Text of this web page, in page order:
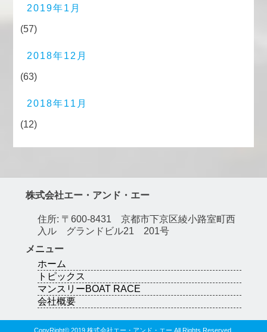
2019年1月
(57)
2018年12月
(63)
2018年11月
(12)
株式会社エー・アンド・エー
住所: 〒600-8431 京都市下京区綾小路室町西
入ル グランドビル21 201号
メニュー
ホーム
トピックス
マンスリーBOAT RACE
会社概要
CopyRight© 2019 株式会社エー・アンド・エー All Rights Reserved.